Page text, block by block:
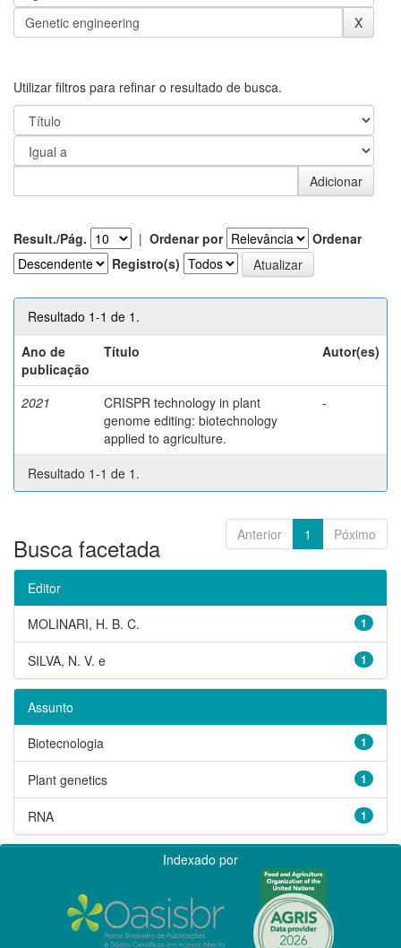
Utilizar filtros para refinar o resultado de busca.
Result./Pág. | Ordenar por
Ordenar
Registro(s)
Resultado 1-1 de 1.
Ano de
publicação
Título Autor(es)
2021
CRISPR technology in plant
genome editing: biotechnology
applied to agriculture.
-
Resultado 1-1 de 1.
Anterior 1 Póximo
Busca facetada
Editor
1
MOLINARI, H. B. C.
1
SILVA, N. V. e
Assunto
1
Biotecnologia
1
Plant genetics
1
RNA
Indexado por